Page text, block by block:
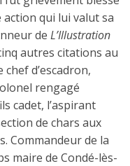
action qui lui valut sa
de L’Illustration
autres citations au
d’escadron,
rengagé
cadet, l’aspirant
de chars aux
Commandeur de la
maire de Condé-lès-